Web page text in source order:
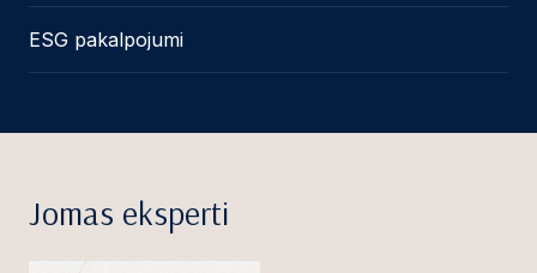
ESG pakalpojumi
Jomas eksperti